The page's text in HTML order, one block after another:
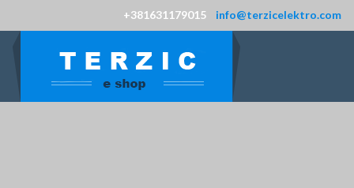
+381631179015 info@terzicelektro.com